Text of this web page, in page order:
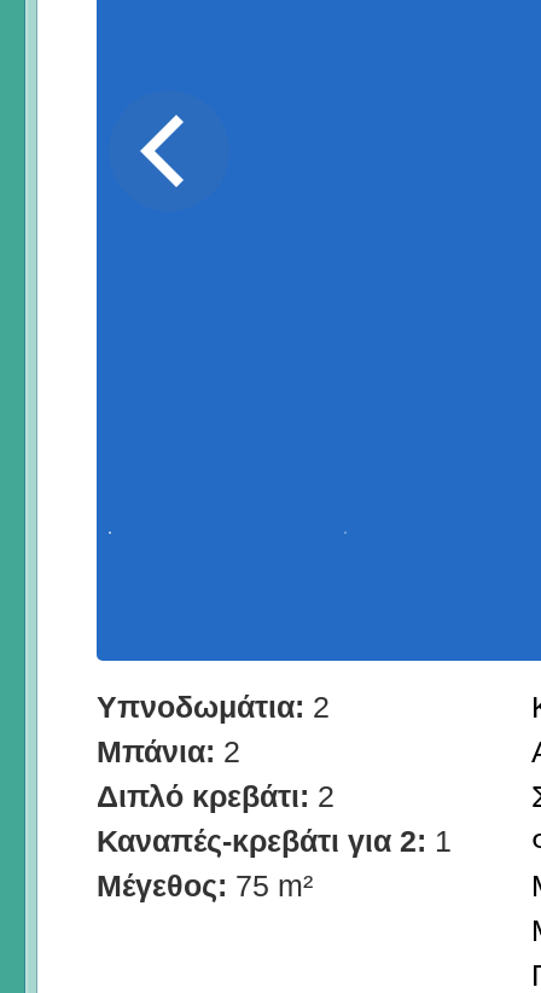
Υπνοδωμάτια: 2
Μπάνια: 2
Διπλό κρεβάτι: 2
Καναπές-κρεβάτι για 2: 1
Μέγεθος: 75 m²